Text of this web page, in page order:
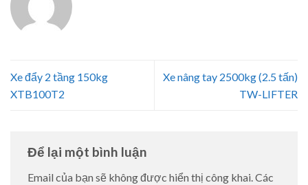
Xe đẩy 2 tầng 150kg
XTB100T2
Xe nâng tay 2500kg (2.5 tấn)
TW-LIFTER
Để lại một bình luận
Email của bạn sẽ không được hiển thị công khai.Các